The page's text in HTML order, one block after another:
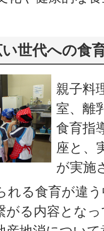
世代への食
親子料
室、離
食育指
座と、
が実施
れる食育が違
がる内容とな